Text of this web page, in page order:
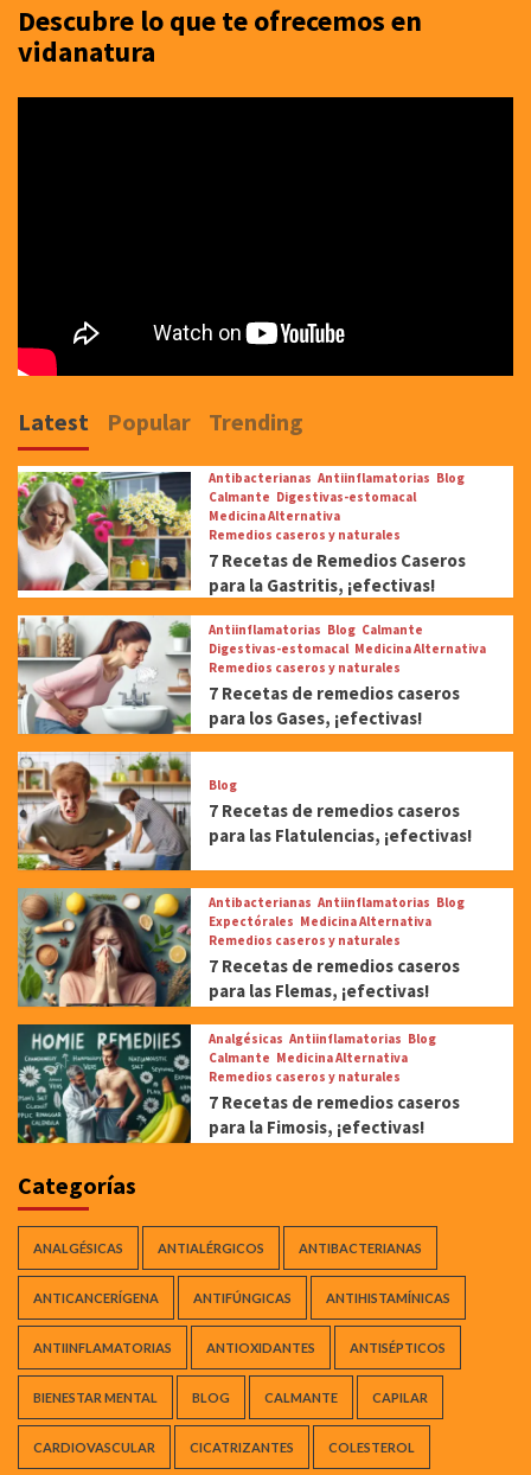
Descubre lo que te ofrecemos en
vidanatura
Latest Popular Trending
Antibacterianas Antiinflamatorias Blog
Calmante Digestivas-estomacal
Medicina Alternativa
Remedios caseros y naturales
7 Recetas de Remedios Caseros
para la Gastritis, ¡efectivas!
Antiinflamatorias Blog Calmante
Digestivas-estomacal Medicina Alternativa
Remedios caseros y naturales
7 Recetas de remedios caseros
para los Gases, ¡efectivas!
Blog
7 Recetas de remedios caseros
para las Flatulencias, ¡efectivas!
Antibacterianas Antiinflamatorias Blog
Expectórales Medicina Alternativa
Remedios caseros y naturales
7 Recetas de remedios caseros
para las Flemas, ¡efectivas!
Analgésicas Antiinflamatorias Blog
Calmante Medicina Alternativa
Remedios caseros y naturales
7 Recetas de remedios caseros
para la Fimosis, ¡efectivas!
Categorías
ANALGÉSICAS ANTIALÉRGICOS ANTIBACTERIANAS
ANTICANCERÍGENA ANTIFÚNGICAS ANTIHISTAMÍNICAS
ANTIINFLAMATORIAS ANTIOXIDANTES ANTISÉPTICOS
BIENESTAR MENTAL BLOG CALMANTE CAPILAR
CARDIOVASCULAR CICATRIZANTES COLESTEROL